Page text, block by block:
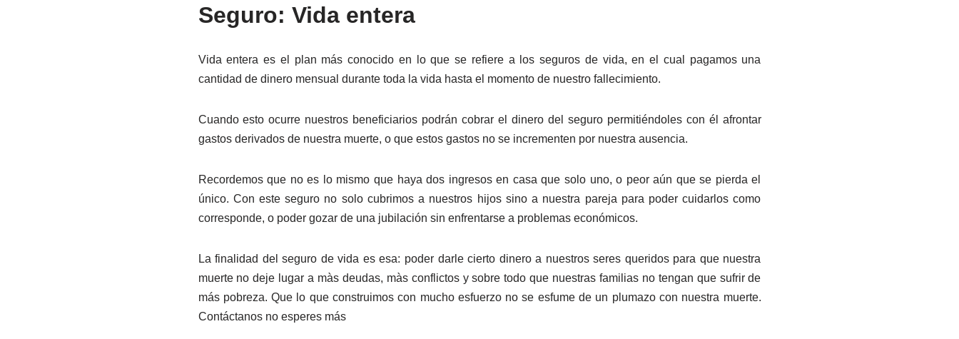
Seguro: Vida entera
Vida entera es el plan más conocido en lo que se refiere a los seguros de vida, en el cual pagamos una
cantidad de dinero mensual durante toda la vida hasta el momento de nuestro fallecimiento.
Cuando esto ocurre nuestros beneficiarios podrán cobrar el dinero del seguro permitiéndoles con él afrontar
gastos derivados de nuestra muerte, o que estos gastos no se incrementen por nuestra ausencia.
Recordemos que no es lo mismo que haya dos ingresos en casa que solo uno, o peor aún que se pierda el
único. Con este seguro no solo cubrimos a nuestros hijos sino a nuestra pareja para poder cuidarlos como
corresponde, o poder gozar de una jubilación sin enfrentarse a problemas económicos.
La finalidad del seguro de vida es esa: poder darle cierto dinero a nuestros seres queridos para que nuestra
muerte no deje lugar a màs deudas, màs conflictos y sobre todo que nuestras familias no tengan que sufrir de
más pobreza. Que lo que construimos con mucho esfuerzo no se esfume de un plumazo con nuestra muerte.
Contáctanos no esperes más